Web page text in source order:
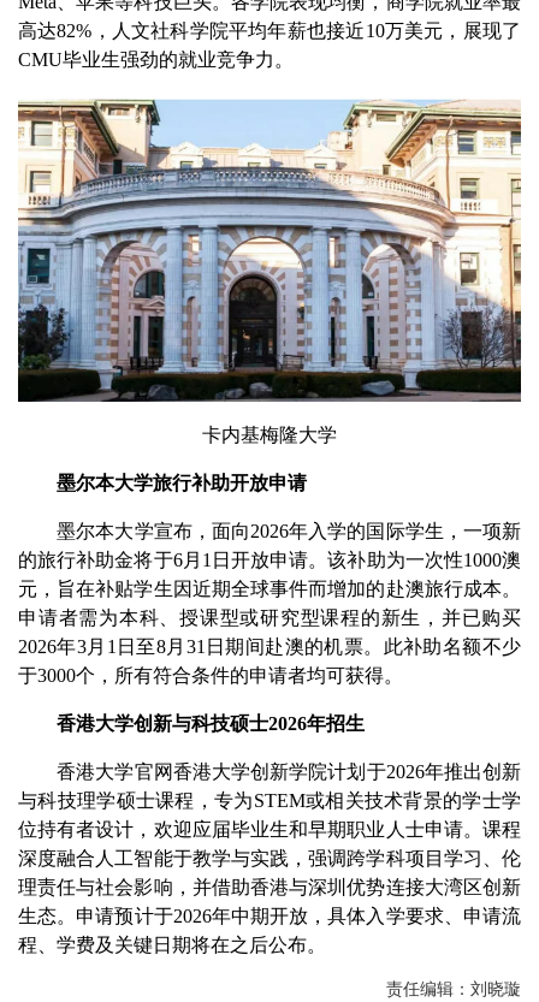
高达82%，人文社科学院平均年薪也接近10万美元，展现了
CMU毕业生强劲的就业竞争力。
卡内基梅隆大学
墨尔本大学旅行补助开放申请
墨尔本大学宣布，面向2026年入学的国际学生，一项新
的旅行补助金将于6月1日开放申请。该补助为一次性1000澳
元，旨在补贴学生因近期全球事件而增加的赴澳旅行成本。
申请者需为本科、授课型或研究型课程的新生，并已购买
2026年3月1日至8月31日期间赴澳的机票。此补助名额不少
于3000个，所有符合条件的申请者均可获得。
香港大学创新与科技硕士2026年招生
香港大学官网香港大学创新学院计划于2026年推出创新
与科技理学硕士课程，专为STEM或相关技术背景的学士学
位持有者设计，欢迎应届毕业生和早期职业人士申请。课程
深度融合人工智能于教学与实践，强调跨学科项目学习、伦
理责任与社会影响，并借助香港与深圳优势连接大湾区创新
生态。申请预计于2026年中期开放，具体入学要求、申请流
程、学费及关键日期将在之后公布。
责任编辑：刘晓璇